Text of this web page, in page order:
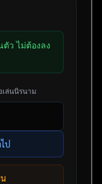
ว ไม่ต้องลง
เล่นนิรนาม
ป